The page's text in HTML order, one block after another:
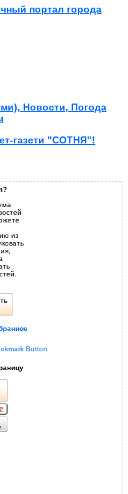
портал города
Новости, Погода
газети "СОТНЯ"!
из